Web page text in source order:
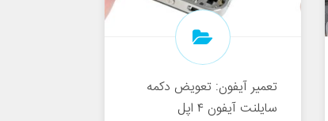
تعمیر آیفون: تعویض دکمه
سایلنت آیفون ۴ اپل